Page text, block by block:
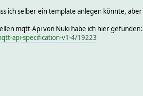
ich selber ein template anlegen könnte,
mqtt-Api von Nuki habe ich hier gefunden:
api-specification-v1-4/19223